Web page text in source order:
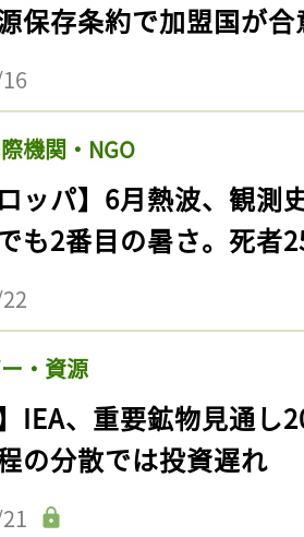
保存条約で加盟国が合
機関・NGO
ロッパ】6月熱波、観
も2番目の暑さ。死者
・資源
】IEA、重要鉱物見通
の分散では投資遅れ
をお気に入りに
ログインが必
会員登録